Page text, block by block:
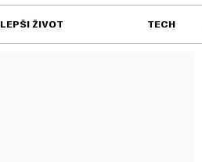
LEPŠI ŽIVOT TECH